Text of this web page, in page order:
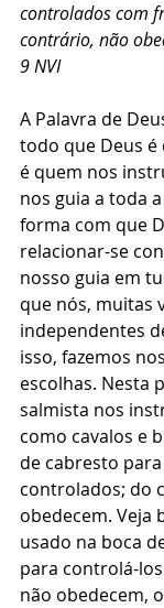
controlados com
contrário, não
9 NVI
A Palavra de
todo que Deus é
é quem nos
nos guia a toda
forma com que
relacionar-se
nosso guia em
que nós, muitas
independentes
isso, fazemos
escolhas. Nesta
salmista nos
como cavalos e
de cabresto
controlados; do
obedecem. Veja
usado na boca
para controlá-
não obedecem,